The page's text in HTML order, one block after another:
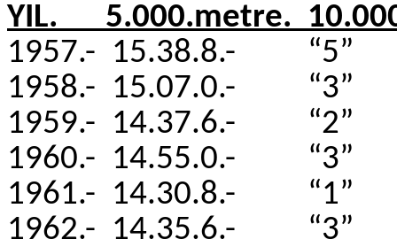
YIL. 5.000.metre.
1957.- 15.38.8.-
1958.- 15.07.0.-
1959.- 14.37.6.-
1960.- 14.55.0.-
1961.- 14.30.8.-
1962.- 14.35.6.-